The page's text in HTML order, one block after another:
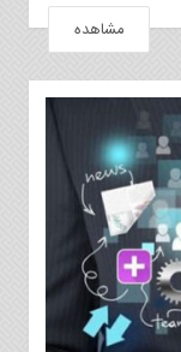
مشاهده